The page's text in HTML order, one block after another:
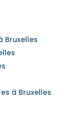
Bruxelles
à Bruxelles